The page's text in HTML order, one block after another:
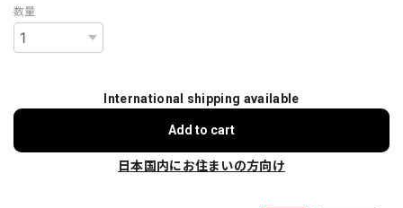
数量
International shipping available
Add to cart
日本国内にお住まいの方向け